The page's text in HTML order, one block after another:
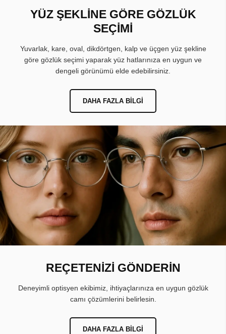
YÜZ ŞEKLİNE GÖRE GÖZLÜK
SEÇİMİ
Yuvarlak, kare, oval, dikdörtgen, kalp ve üçgen yüz şekline
göre gözlük seçimi yaparak yüz hatlarınıza en uygun ve
dengeli görünümü elde edebilirsiniz.
DAHA FAZLA BILGI
REÇETENİZİ GÖNDERİN
Deneyimli optisyen ekibimiz, ihtiyaçlarınıza en uygun gözlük
camı çözümlerini belirlesin.
DAHA FAZLA BILGI